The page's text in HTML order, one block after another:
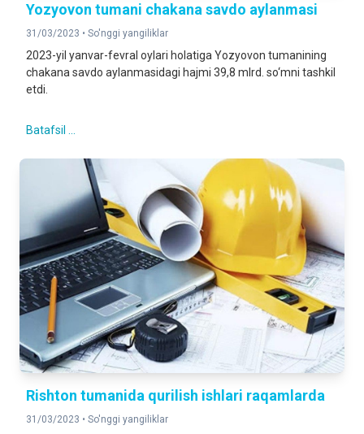
Yozyovon tumani chakana savdo aylanmasi
31/03/2023 • So'nggi yangiliklar
2023-yil yanvar-fevral oylari holatiga Yozyovon tumanining
chakana savdo aylanmasidagi hajmi 39,8 mlrd. so‘mni tashkil
etdi.
Batafsil ...
Rishton tumanida qurilish ishlari raqamlarda
31/03/2023 • So'nggi yangiliklar